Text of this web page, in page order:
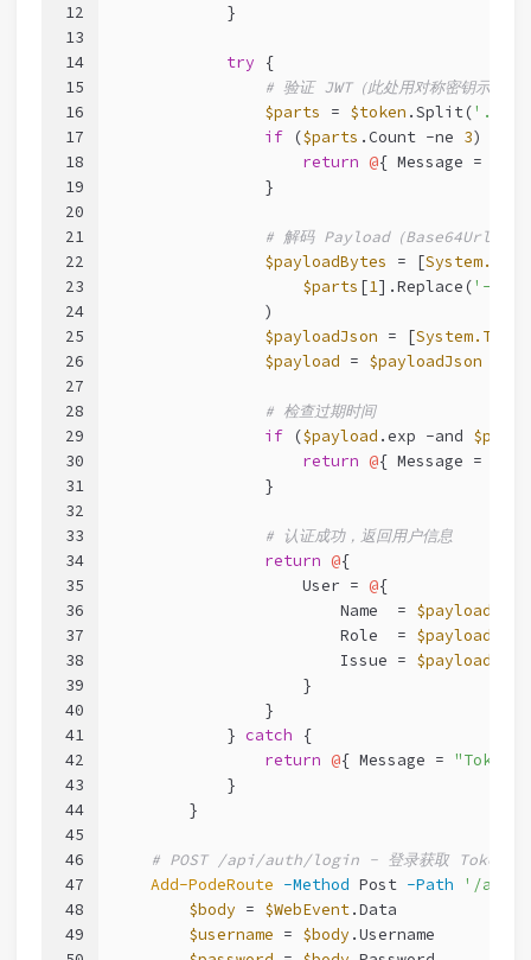
12
13
14
15
16
17
18
19
20
21
22
23
24
25
26
27
28
29
30
31
32
33
34
35
36
37
38
39
40
41
42
43
44
45
46
47
48
49
            }
try {
# 验证 JWT（此处用对称密钥示例，
$parts = $token .Split('.'
if ($parts .Count -ne 3) {
return @{ Message =
                }
# 解码 Payload（Base64Url）
$payloadBytes = [
$parts [1].Replace('-'
                )
$payloadJson = [
$payload = $payloadJson
# 检查过期时间
if ($payload .exp -and
return @{ Message =
                }
# 认证成功，返回用户信息
return @{
                    User =
@{
                        Name  =
$payload
                        Role  =
$payload
                        Issue =
$payload
                    }
                }
            }
catch {
return @{ Message =
            }
        }
# POST /api/auth/login - 登录获取 Token
Add-PodeRoute -Method Post -Path
'/api/
$body = $WebEvent.Data
$username = $body .Username